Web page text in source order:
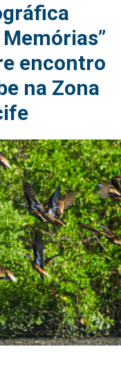
encontro
na Zona